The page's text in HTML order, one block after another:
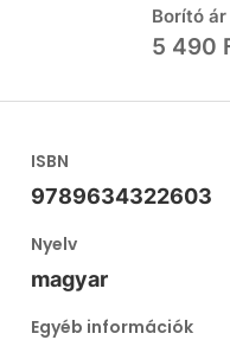
Borító ár
5 490
ISBN
9789634322603
Nyelv
magyar
Egyéb információk